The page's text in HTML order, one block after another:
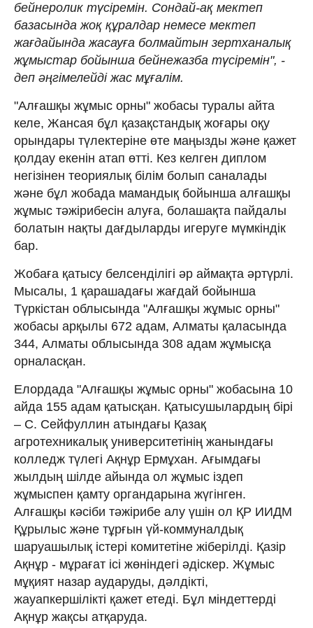
бейнеролик түсіремін. Сондай-ақ мектеп
базасында жоқ құралдар немесе мектеп
жағдайында жасауға болмайтын зертханалық
жұмыстар бойынша бейнежазба түсіремін", -
деп әңгімелейді жас мұғалім.
"Алғашқы жұмыс орны" жобасы туралы айта
келе, Жансая бұл қазақстандық жоғары оқу
орындары түлектеріне өте маңызды және қажет
қолдау екенін атап өтті. Кез келген диплом
негізінен теориялық білім болып саналады
және бұл жобада мамандық бойынша алғашқы
жұмыс тәжірибесін алуға, болашақта пайдалы
болатын нақты дағдыларды игеруге мүмкіндік
бар.
Жобаға қатысу белсенділігі әр аймақта әртүрлі.
Мысалы, 1 қарашадағы жағдай бойынша
Түркістан облысында "Алғашқы жұмыс орны"
жобасы арқылы 672 адам, Алматы қаласында
344, Алматы облысында 308 адам жұмысқа
орналасқан.
Елордада "Алғашқы жұмыс орны" жобасына 10
айда 155 адам қатысқан. Қатысушылардың бірі
– С. Сейфуллин атындағы Қазақ
агротехникалық университетінің жанындағы
колледж түлегі Ақнұр Ермұхан. Ағымдағы
жылдың шілде айында ол жұмыс іздеп
жұмыспен қамту органдарына жүгінген.
Алғашқы кәсіби тәжірибе алу үшін ол ҚР ИИДМ
Құрылыс және тұрғын үй-коммуналдық
шаруашылық істері комитетіне жіберілді. Қазір
Ақнұр - мұрағат ісі жөніндегі әдіскер. Жұмыс
мұқият назар аударуды, дәлдікті,
жауапкершілікті қажет етеді. Бұл міндеттерді
Ақнұр жақсы атқаруда.